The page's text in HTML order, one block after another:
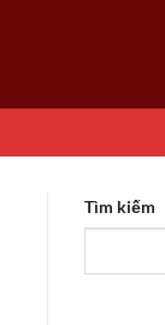
Tìm kiếm